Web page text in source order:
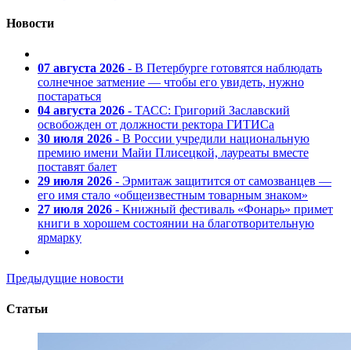
Новости
07 августа 2026 - В Петербурге готовятся наблюдать
солнечное затмение — чтобы его увидеть, нужно
постараться
04 августа 2026 - ТАСС: Григорий Заславский
освобожден от должности ректора ГИТИСа
30 июля 2026 - В России учредили национальную
премию имени Майи Плисецкой, лауреаты вместе
поставят балет
29 июля 2026 - Эрмитаж защитится от самозванцев —
его имя стало «общеизвестным товарным знаком»
27 июля 2026 - Книжный фестиваль «Фонарь» примет
книги в хорошем состоянии на благотворительную
ярмарку
Предыдущие новости
Статьи